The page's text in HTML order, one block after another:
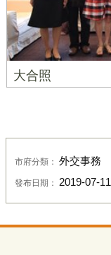
大合照
市府分類： 外交事務
發布日期： 2019-07-11